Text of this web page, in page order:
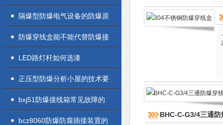
的安全与稳定
护保养方法
隔爆型防爆电气设备的防爆原
理
防爆穿线盒能不能代替防爆接
线盒
LED路灯杆如何选漆
正压型防爆分析小屋的技术要
求
bxj51防爆接线箱常见故障的
诊断与解决方法分享
bcz8060防爆防腐插接装置的
BHC-C-G3/4三通防